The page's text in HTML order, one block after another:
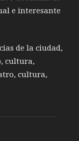
e interesante
de la ciudad,
cultura,
cultura,